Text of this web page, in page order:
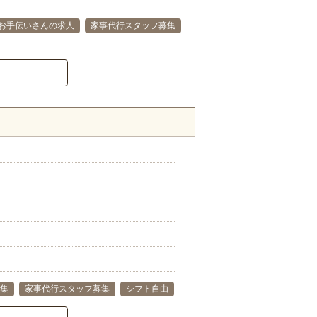
手伝いさんの求人 家事代行スタッフ募集
家事代行スタッフ募集 シフト自由